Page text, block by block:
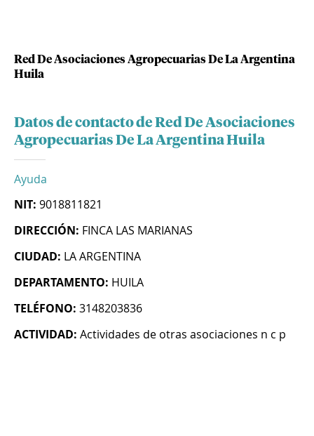
Red De Asociaciones Agropecuarias De La Argentina
Huila
Datos de contacto de Red De Asociaciones
Agropecuarias De La Argentina Huila
Ayuda
NIT: 9018811821
DIRECCIÓN: FINCA LAS MARIANAS
CIUDAD: LA ARGENTINA
DEPARTAMENTO: HUILA
TELÉFONO: 3148203836
ACTIVIDAD: Actividades de otras asociaciones n c p